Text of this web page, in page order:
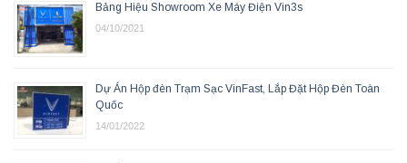
Bảng Hiệu Showroom Xe Máy Điện Vin3s
04/10/2021
Dự Án Hộp đèn Trạm Sạc VinFast, Lắp Đặt Hộp Đèn Toàn
Quốc
14/01/2022